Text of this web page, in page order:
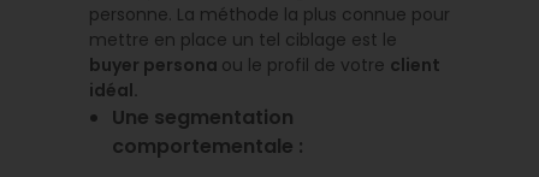
personne. La méthode la plus connue pour
mettre en place un tel ciblage est le
buyer persona ou le profil de votre client
idéal.
Une segmentation
comportementale :